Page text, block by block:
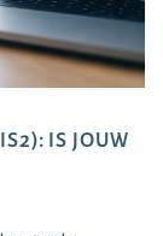
IS JOUW